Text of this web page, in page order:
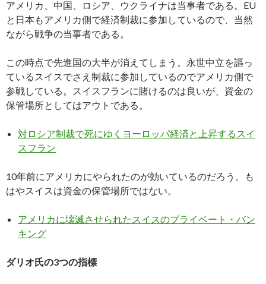
アメリカ、中国、ロシア、ウクライナは当事者である。EU
と日本もアメリカ側で経済制裁に参加しているので、当然
ながら戦争の当事者である。
この時点で先進国の大半が消えてしまう。永世中立を謳っ
ているスイスでさえ制裁に参加しているのでアメリカ側で
参戦している。スイスフランに賭けるのは良いが、資金の
保管場所としてはアウトである。
対ロシア制裁で死にゆくヨーロッパ経済と上昇するスイ
スフラン
10年前にアメリカにやられたのが効いているのだろう。も
はやスイスは資金の保管場所ではない。
アメリカに壊滅させられたスイスのプライベート・バン
キング
ダリオ氏の3つの指標